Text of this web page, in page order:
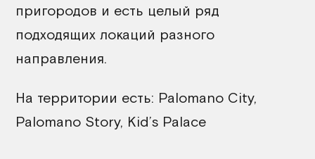
пригородов и есть целый ряд
подходящих локаций разного
направления.
На территории есть: Palomano City,
Palomano Story, Kid’s Palace